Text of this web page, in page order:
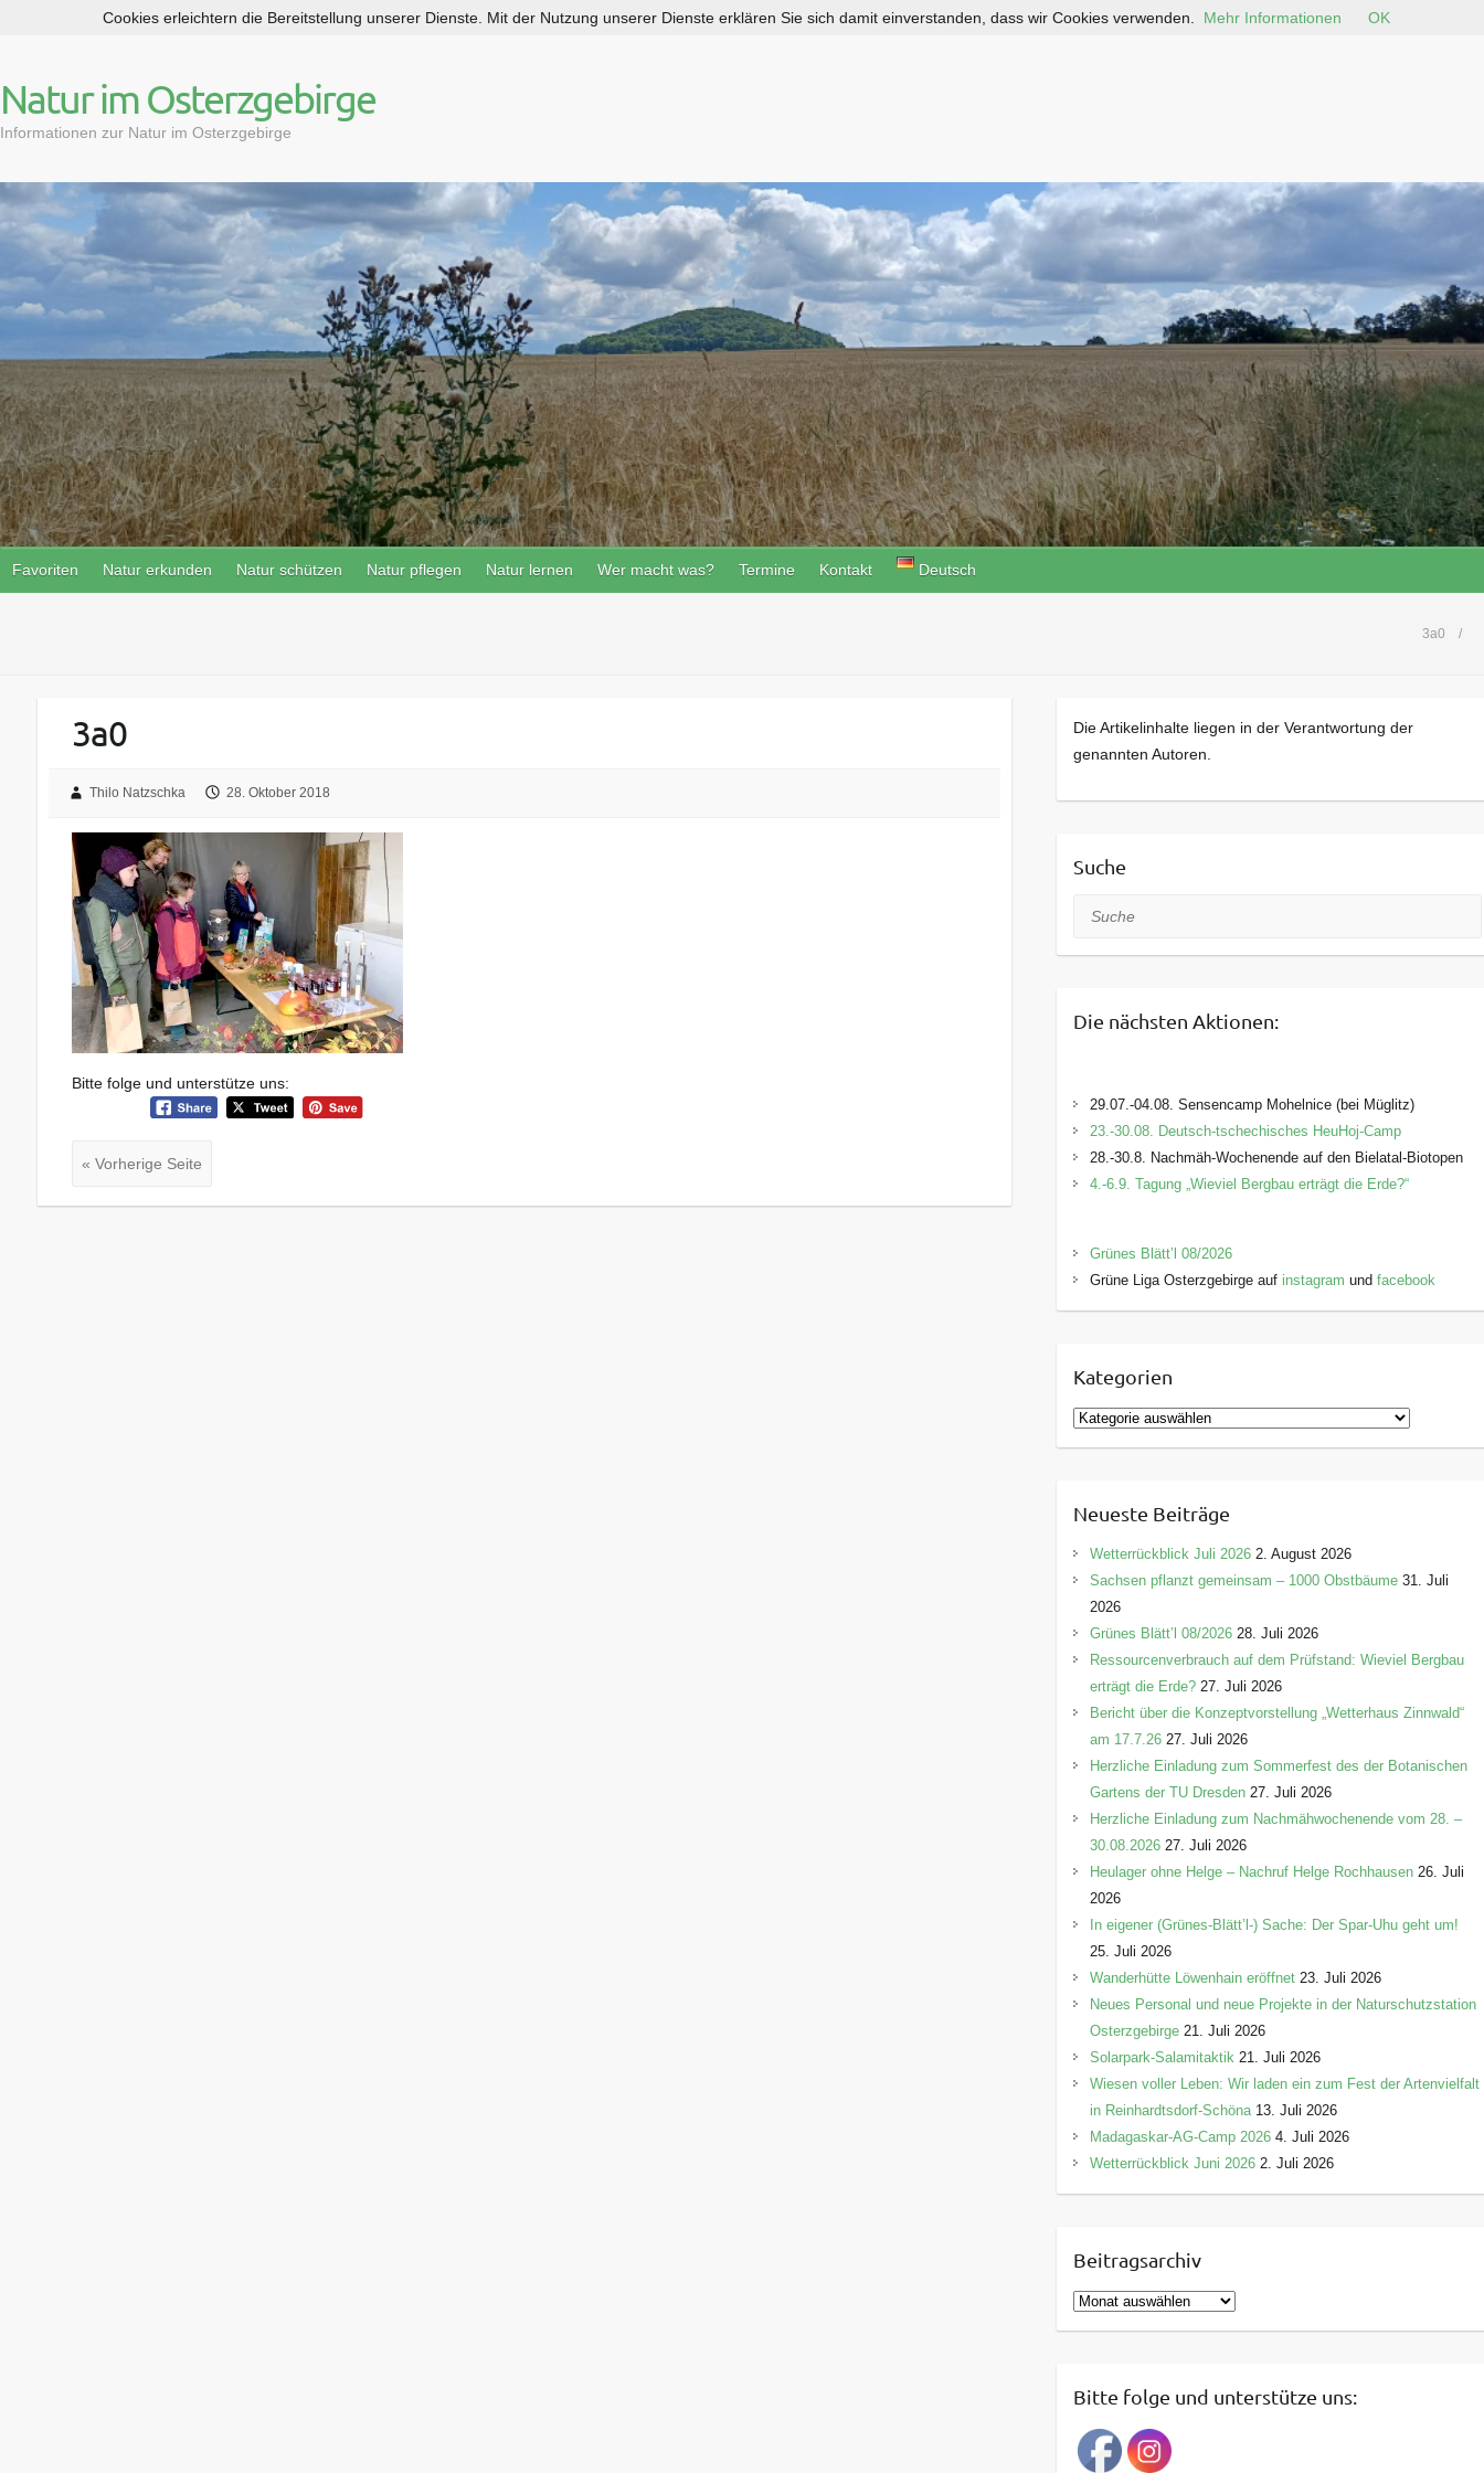
p
t
c
o
n
e
n
Natur im Osterzgebirge
Informationen zur Natur im Osterzgebirge
Favoriten Natur erkunden Natur schützen Natur pflegen Natur lernen Wer macht was? Termine Kontakt Deutsch
3a0
3a0
Thilo Natzschka 28. Oktober 2018
Bitte folge und unterstütze uns:
« Vorherige Seite
Die Artikelinhalte liegen in der Verantwortung der
genannten Autoren.
Suche
Suche
Die nächsten Aktionen:
29.07.-04.08. Sensencamp Mohelnice (bei Müglitz)
23.-30.08. Deutsch-tschechisches HeuHoj-Camp
28.-30.8. Nachmäh-Wochenende auf den Bielatal-Biotopen
4.-6.9. Tagung „Wieviel Bergbau erträgt die Erde?“
Grünes Blätt’l 08/2026
Grüne Liga Osterzgebirge auf instagram und facebook
Kategorien
K
a
g
o
r
e
n
Neueste Beiträge
Wetterrückblick Juli 2026 2. August 2026
Sachsen pflanzt gemeinsam – 1000 Obstbäume 31. Juli
2026
Grünes Blätt’l 08/2026 28. Juli 2026
Ressourcenverbrauch auf dem Prüfstand: Wieviel Bergbau
erträgt die Erde? 27. Juli 2026
Bericht über die Konzeptvorstellung „Wetterhaus Zinnwald“
am 17.7.26 27. Juli 2026
Herzliche Einladung zum Sommerfest des der Botanischen
Gartens der TU Dresden 27. Juli 2026
Herzliche Einladung zum Nachmähwochenende vom 28. –
30.08.2026 27. Juli 2026
Heulager ohne Helge – Nachruf Helge Rochhausen 26. Juli
2026
In eigener (Grünes-Blätt’l-) Sache: Der Spar-Uhu geht um!
25. Juli 2026
Wanderhütte Löwenhain eröffnet 23. Juli 2026
Neues Personal und neue Projekte in der Naturschutzstation
Osterzgebirge 21. Juli 2026
Solarpark-Salamitaktik 21. Juli 2026
Wiesen voller Leben: Wir laden ein zum Fest der Artenvielfalt
in Reinhardtsdorf-Schöna 13. Juli 2026
Madagaskar-AG-Camp 2026 4. Juli 2026
Wetterrückblick Juni 2026 2. Juli 2026
Beitragsarchiv
B
e
r
g
Bitte folge und unterstütze uns:
Cookies erleichtern die Bereitstellung unserer Dienste. Mit der Nutzung unserer Dienste erklären Sie sich damit einverstanden, dass wir Cookies verwenden. Mehr Informationen OK